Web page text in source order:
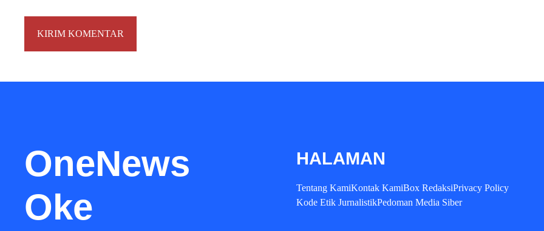
OneNews
Oke
HALAMAN
Tentang KamiKontak KamiBox RedaksiPrivacy Policy
Kode Etik JurnalistikPedoman Media Siber